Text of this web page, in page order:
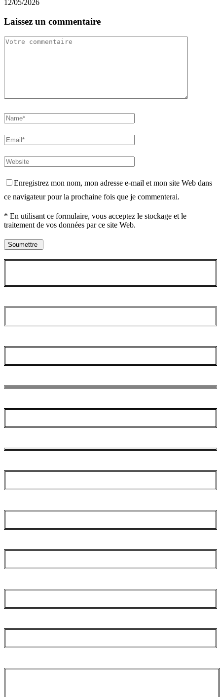
12/05/2026
Laissez un commentaire
Enregistrez mon nom, mon adresse e-mail et mon site Web dans
ce navigateur pour la prochaine fois que je commenterai.
* En utilisant ce formulaire, vous acceptez le stockage et le
traitement de vos données par ce site Web.